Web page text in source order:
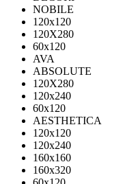
NOBILE
120x120
120X280
60x120
AVA
ABSOLUTE
120X280
120х240
60х120
AESTHETICA
120x120
120x240
160x160
160x320